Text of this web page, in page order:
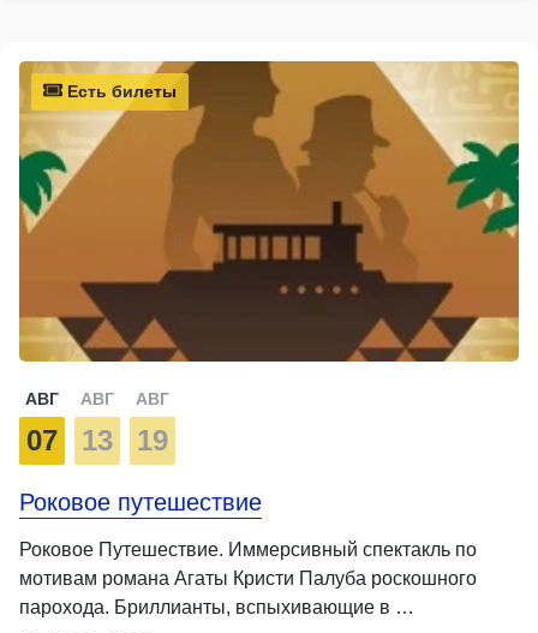
Есть билеты
АВГ
07
АВГ
13
АВГ
19
Роковое путешествие
Роковое Путешествие. Иммерсивный спектакль по
мотивам романа Агаты Кристи Палуба роскошного
парохода. Бриллианты, вспыхивающие в …